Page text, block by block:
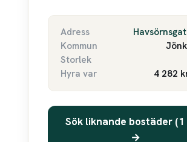
Adress
Kommun
Storlek
Hyra var
4 282
Sök liknande bostäder (1
→